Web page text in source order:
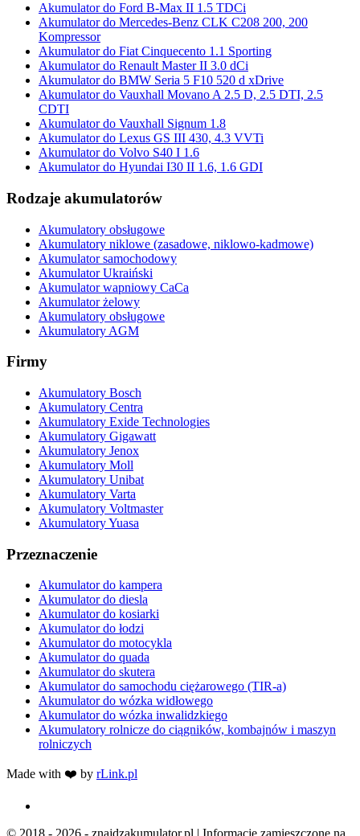
Akumulator do Ford B-Max II 1.5 TDCi
Akumulator do Mercedes-Benz CLK C208 200, 200
Kompressor
Akumulator do Fiat Cinquecento 1.1 Sporting
Akumulator do Renault Master II 3.0 dCi
Akumulator do BMW Seria 5 F10 520 d xDrive
Akumulator do Vauxhall Movano A 2.5 D, 2.5 DTI, 2.5
CDTI
Akumulator do Vauxhall Signum 1.8
Akumulator do Lexus GS III 430, 4.3 VVTi
Akumulator do Volvo S40 I 1.6
Akumulator do Hyundai I30 II 1.6, 1.6 GDI
Rodzaje akumulatorów
Akumulatory obsługowe
Akumulatory niklowe (zasadowe, niklowo-kadmowe)
Akumulator samochodowy
Akumulator Ukraiński
Akumulator wapniowy CaCa
Akumulator żelowy
Akumulatory obsługowe
Akumulatory AGM
Firmy
Akumulatory Bosch
Akumulatory Centra
Akumulatory Exide Technologies
Akumulatory Gigawatt
Akumulatory Jenox
Akumulatory Moll
Akumulatory Unibat
Akumulatory Varta
Akumulatory Voltmaster
Akumulatory Yuasa
Przeznaczenie
Akumulator do kampera
Akumulator do diesla
Akumulator do kosiarki
Akumulator do łodzi
Akumulator do motocykla
Akumulator do quada
Akumulator do skutera
Akumulator do samochodu ciężarowego (TIR-a)
Akumulator do wózka widłowego
Akumulator do wózka inwalidzkiego
Akumulatory rolnicze do ciągników, kombajnów i maszyn
rolniczych
Made with ❤️ by rLink.pl